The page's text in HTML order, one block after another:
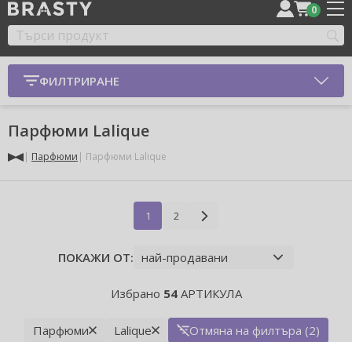
0
ФИЛТРИРАНЕ
Парфюми Lalique
Парфюми Парфюми Lalique
1 2
ПОКАЖИ ОТ:
Избрано 54АРТИКУЛА
Парфюми Lalique Отмяна на филтъра (2)